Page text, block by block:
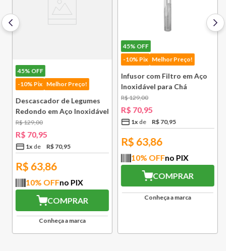
45%OFF
-10% Pix
Melhor Preço!
Descascador de Legumes
Redondo em Aço Inoxidável
131 mm Bsf
R$129,00
R$ 70,95
1x R$70,95
R$ 63,86
10% OFFno PIX
COMPRAR
Conheça a marca
45%OFF
-10% Pix
Melhor Preço!
Infusor com Filtro em Aço
Inoxidável para Chá
Lausanne Bsf
R$129,00
R$ 70,95
1x R$70,95
R$ 63,86
10% OFFno PIX
COMPRAR
Conheça a marca